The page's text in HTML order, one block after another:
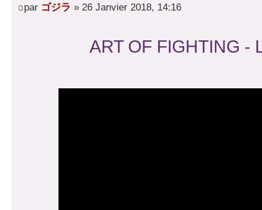
par ゴジラ » 26 Janvier 2018, 14:16
ART OF FIGHTING -